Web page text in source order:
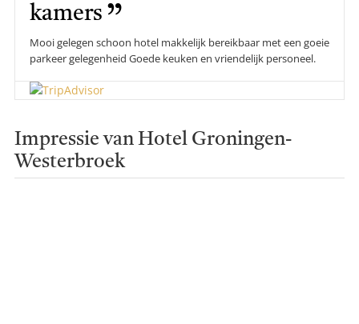
kamers
Mooi gelegen schoon hotel makkelijk bereikbaar met een goeie
parkeer gelegenheid Goede keuken en vriendelijk personeel.
Impressie van Hotel Groningen-
Westerbroek